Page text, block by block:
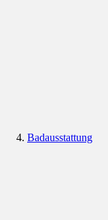
Badausstattung